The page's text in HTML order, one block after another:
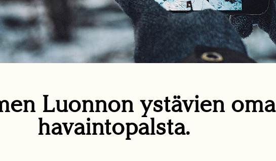
Luonnon ystävien oma
havaintopalsta.